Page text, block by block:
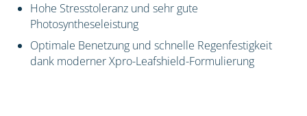
Hohe Stresstoleranz und sehr gute
Photosyntheseleistung
Optimale Benetzung und schnelle Regenfestigkeit
dank moderner Xpro-Leafshield-Formulierung